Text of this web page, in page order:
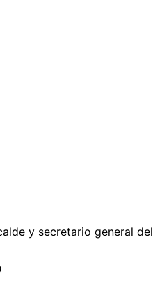
y secretario general del